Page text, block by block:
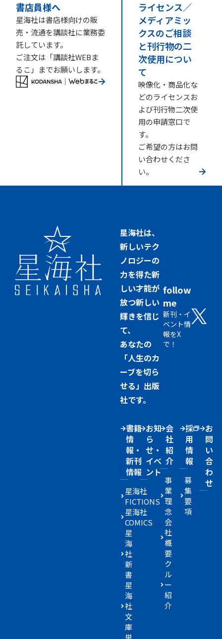
書店員様へ
星海社は書店様向けの販
売・流通を講談社に業務委
託しています。
ご注文は「講談社WEBま
るこ」までお願いします。
ライセンス／
メディアミッ
クスのご相談
と刊行物の二
次使用につい
て
映像化・商品化な
どのライセンスお
よび刊行物二次使
用の申請窓口で
す。
ご希望の方はお問
い合わせくださ
い。
星海社は、
新しいテク
ノロジーの
力を得た新
しい才能が
放つ新しい
輝きを信じ
て、
あなたの
「人生のカ
ーブを切ら
せる」出版
社です。
follow
me
新刊・イ
ベント情
報をX
で！
書籍
情
報・
新刊
情報
星海社
FICTIONS
星海社
COMICS
星
海
社
新
書
星
海
社
文
庫
お知
ら
せ・
イベ
ント
会
社
紹
介
事
業
理
念
会
社
概
要
ク
ル
ー
紹
介
採
用
情
報
募
集
要
項
お
問
い
合
わ
せ